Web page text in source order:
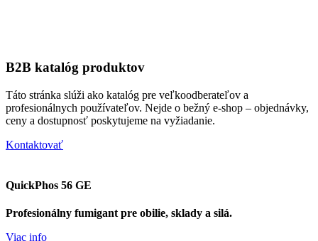
B2B katalóg produktov
Táto stránka slúži ako katalóg pre veľkoodberateľov a
profesionálnych používateľov. Nejde o bežný e-shop – objednávky,
ceny a dostupnosť poskytujeme na vyžiadanie.
Kontaktovať
QuickPhos 56 GE
Profesionálny fumigant pre obilie, sklady a silá.
Viac info